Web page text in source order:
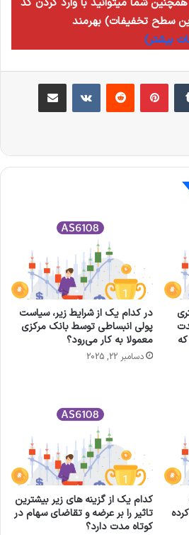
سطح تخفیفات) بهرمند
بیشتر)
‫تامبلر ‫پین‌ترست‫رددیت ‫VKontakteاشتراک گذاری از طریق ایمیل
در کدام یک از شرایط زیر، سیاست
پولی انبساطی توسط بانک مرکزی
معمولا به کار می‌رود؟
دسامبر 22, 2025
کدام یک از گزینه های زیر بیشترین
تاثیر را بر عرضه و تقاضای سهام در
کوتاه مدت دارد؟